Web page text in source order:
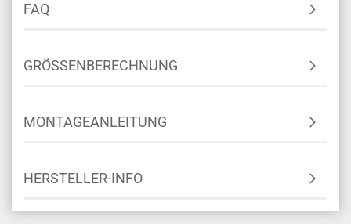
FAQ
GRÖSSENBERECHNUNG
MONTAGEANLEITUNG
HERSTELLER-INFO